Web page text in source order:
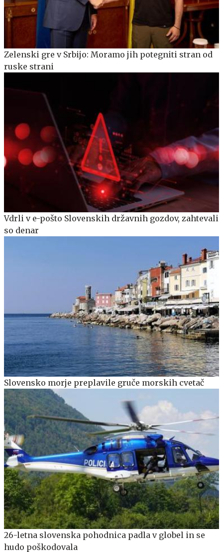
Zelenski gre v Srbijo: Moramo jih potegniti stran od
ruske strani
Vdrli v e-pošto Slovenskih državnih gozdov, zahtevali
so denar
Slovensko morje preplavile gruče morskih cvetač
26-letna slovenska pohodnica padla v globel in se
hudo poškodovala